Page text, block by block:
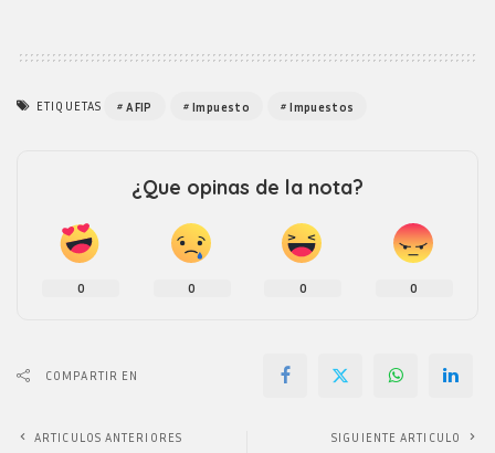
ETIQUETAS AFIP Impuesto Impuestos
¿Que opinas de la nota?
0 0 0 0
COMPARTIR EN
ARTICULOS ANTERIORES SIGUIENTE ARTICULO